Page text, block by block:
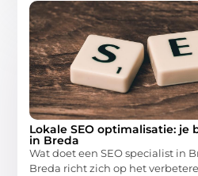
Lokale SEO optimalisatie:
in Breda
Wat doet een SEO specialist in
Breda richt zich op het